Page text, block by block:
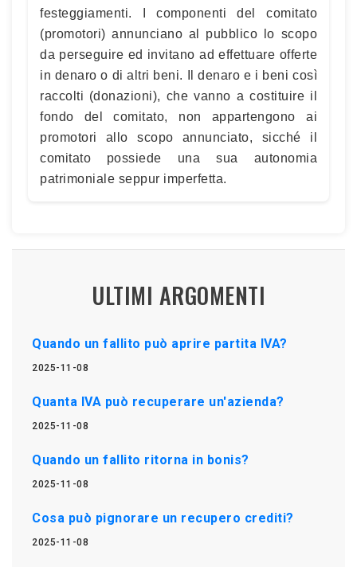
festeggiamenti. I componenti del comitato
(promotori) annunciano al pubblico lo scopo
da perseguire ed invitano ad effettuare offerte
in denaro o di altri beni. Il denaro e i beni così
raccolti (donazioni), che vanno a costituire il
fondo del comitato, non appartengono ai
promotori allo scopo annunciato, sicché il
comitato possiede una sua autonomia
patrimoniale seppur imperfetta.
ULTIMI ARGOMENTI
Quando un fallito può aprire partita IVA?
2025-11-08
Quanta IVA può recuperare un'azienda?
2025-11-08
Quando un fallito ritorna in bonis?
2025-11-08
Cosa può pignorare un recupero crediti?
2025-11-08